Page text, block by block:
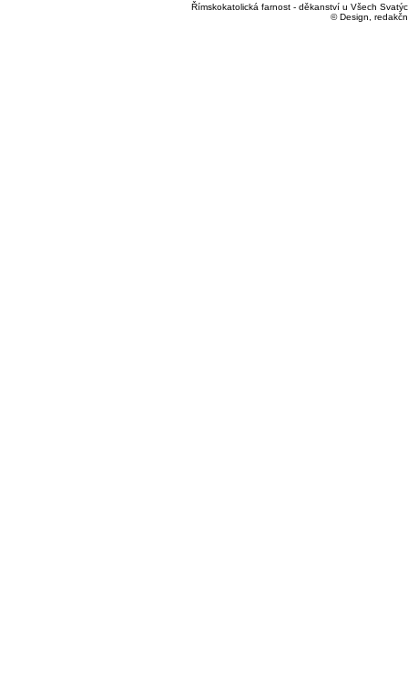
Římskokatolická farnost - děkanství u Všech
© Design,